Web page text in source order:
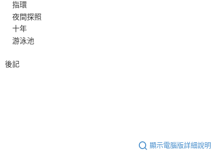
指環
夜間探照
十年
游泳池
後記
顯示電腦版詳細說明